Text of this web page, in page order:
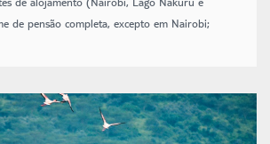
de pensão completa, excepto em Nairobi;
seguro de viagem; taxas de aeroporto
a alteração até à emissão dos bilhetes).